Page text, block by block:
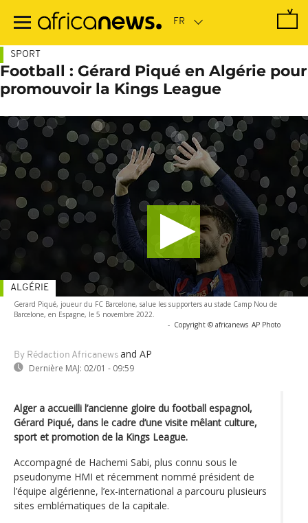
contenu
SPORT
Football : Gérard Piqué en Algérie pour
promouvoir la Kings League
Gerard Piqué, joueur du FC Barcelone, salue les supporters au stade Camp Nou de
Barcelone, en Espagne, le 5 novembre 2022.
- Copyright © africanews AP Photo
By Rédaction Africanews and AP
Dernière MAJ: 02/01 - 09:59
ALGÉRIE
Alger a accueilli l’ancienne gloire du football espagnol,
Gérard Piqué, dans le cadre d’une visite mêlant culture,
sport et promotion de la Kings League.
Accompagné de Hachemi Sabi, plus connu sous le
pseudonyme HMI et récemment nommé président de
l’équipe algérienne, l’ex-international a parcouru plusieurs
sites emblématiques de la capitale.